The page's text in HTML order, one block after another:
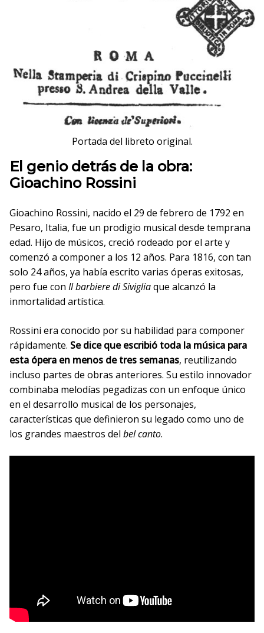
Portada del libreto original.
El genio detrás de la obra:
Gioachino Rossini
Gioachino Rossini, nacido el 29 de febrero de 1792 en
Pesaro, Italia, fue un prodigio musical desde temprana
edad. Hijo de músicos, creció rodeado por el arte y
comenzó a componer a los 12 años. Para 1816, con tan
solo 24 años, ya había escrito varias óperas exitosas,
pero fue con Il barbiere di Sivigliaque alcanzó la
inmortalidad artística.
Rossini era conocido por su habilidad para componer
rápidamente. Se dice que escribió toda la música para
esta ópera en menos de tres semanas, reutilizando
incluso partes de obras anteriores. Su estilo innovador
combinaba melodías pegadizas con un enfoque único
en el desarrollo musical de los personajes,
características que definieron su legado como uno de
los grandes maestros del bel canto.